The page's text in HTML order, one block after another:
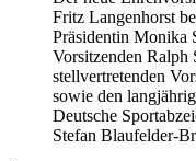
Fritz Langenhorst
Präsidentin Monika
Vorsitzenden Ralph
stellvertretenden
sowie den
Deutsche
Stefan Blaufelder-